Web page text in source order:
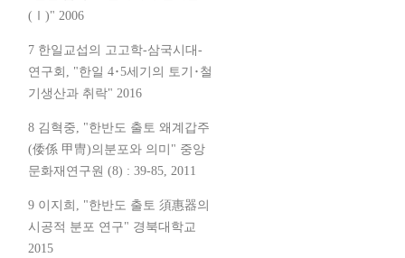
(Ⅰ)" 2006
7 한일교섭의 고고학-삼국시대-
연구회, "한일 4･5세기의 토기･철
기생산과 취락" 2016
8 김혁중, "한반도 출토 왜계갑주
(倭係 甲冑)의분포와 의미" 중앙
문화재연구원 (8) : 39-85, 2011
9 이지희, "한반도 출토 須惠器의
시공적 분포 연구" 경북대학교
2015